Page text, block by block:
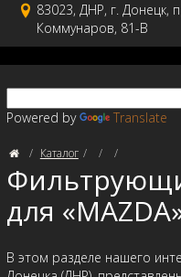
83023, ДНР, г. Донецк,
Коммунаров, 81-В
Powered by Translate
Каталог
для
В этом разделе нашего